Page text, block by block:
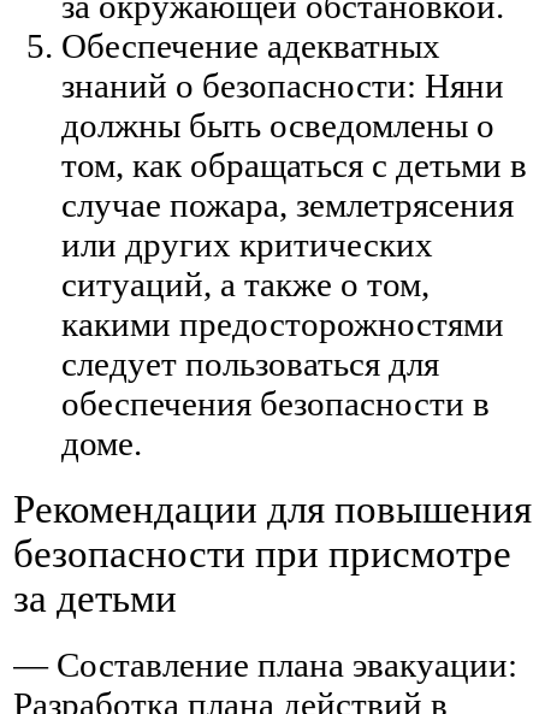
Обеспечение адекватных
знаний о безопасности: Няни
должны быть осведомлены о
том, как обращаться с детьми в
случае пожара, землетрясения
или других критических
ситуаций, а также о том,
какими предосторожностями
следует пользоваться для
обеспечения безопасности в
доме.
Рекомендации для повышения
безопасности при присмотре
за детьми
— Составление плана эвакуации:
Разработка плана действий в